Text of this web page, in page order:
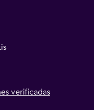
verificadas